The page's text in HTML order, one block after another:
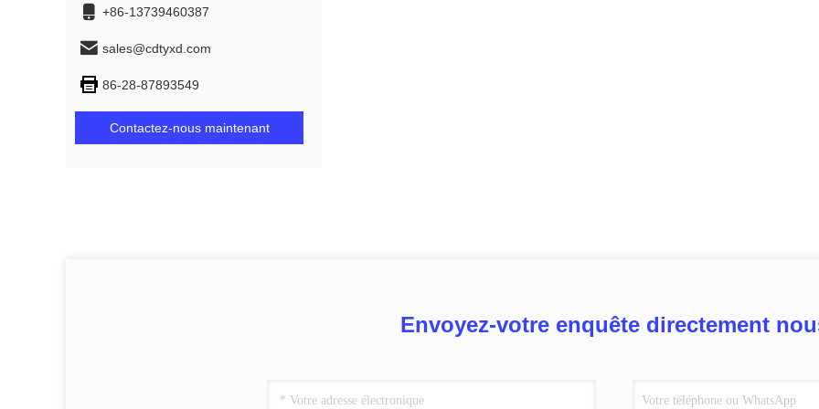
+86-13739460387
sales@cdtyxd.com
86-28-87893549
Contactez-nous maintenant
Envoyez-votre enquête directement